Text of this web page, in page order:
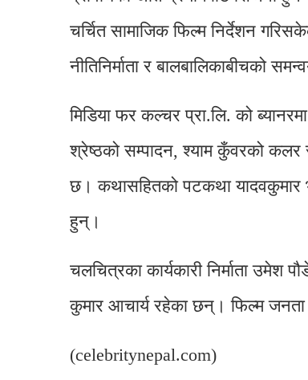
चर्चित सामाजिक फिल्म निर्देशन
नीतिनिर्माता र बालबालिकाबीचको
मिडिया फर कल्चर प्रा.लि. को
श्रेष्ठको सम्पादन, श्याम कुँवरको कलर
छ। कथासहितको पटकथा यादवकुमार
हुन्।
चलचित्रका कार्यकारी निर्माता उमेश
कुमार आचार्य रहेका छन्। फिल्म जनता
(celebritynepal.com)